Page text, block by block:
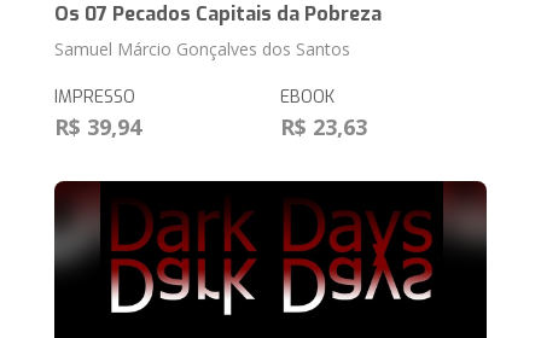
Os 07 Pecados Capitais da Pobreza
Samuel Márcio Gonçalves dos Santos
IMPRESSO
R$ 39,94
EBOOK
R$ 23,63